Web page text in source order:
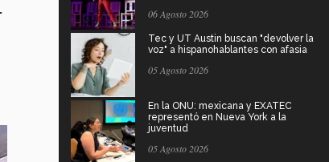
06 Agosto 2026
Tec y UT Austin buscan "devolver la
voz" a hispanohablantes con afasia
05 Agosto 2026
En la ONU: mexicana y EXATEC
representó en Nueva York a la
juventud
05 Agosto 2026